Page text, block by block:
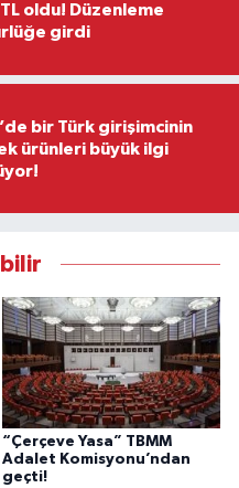
oldu! Düzenleme
girdi
bir Türk girişimcinin
ürünleri büyük ilgi
“Çerçeve Yasa” TBMM
Adalet Komisyonu’ndan
geçti!